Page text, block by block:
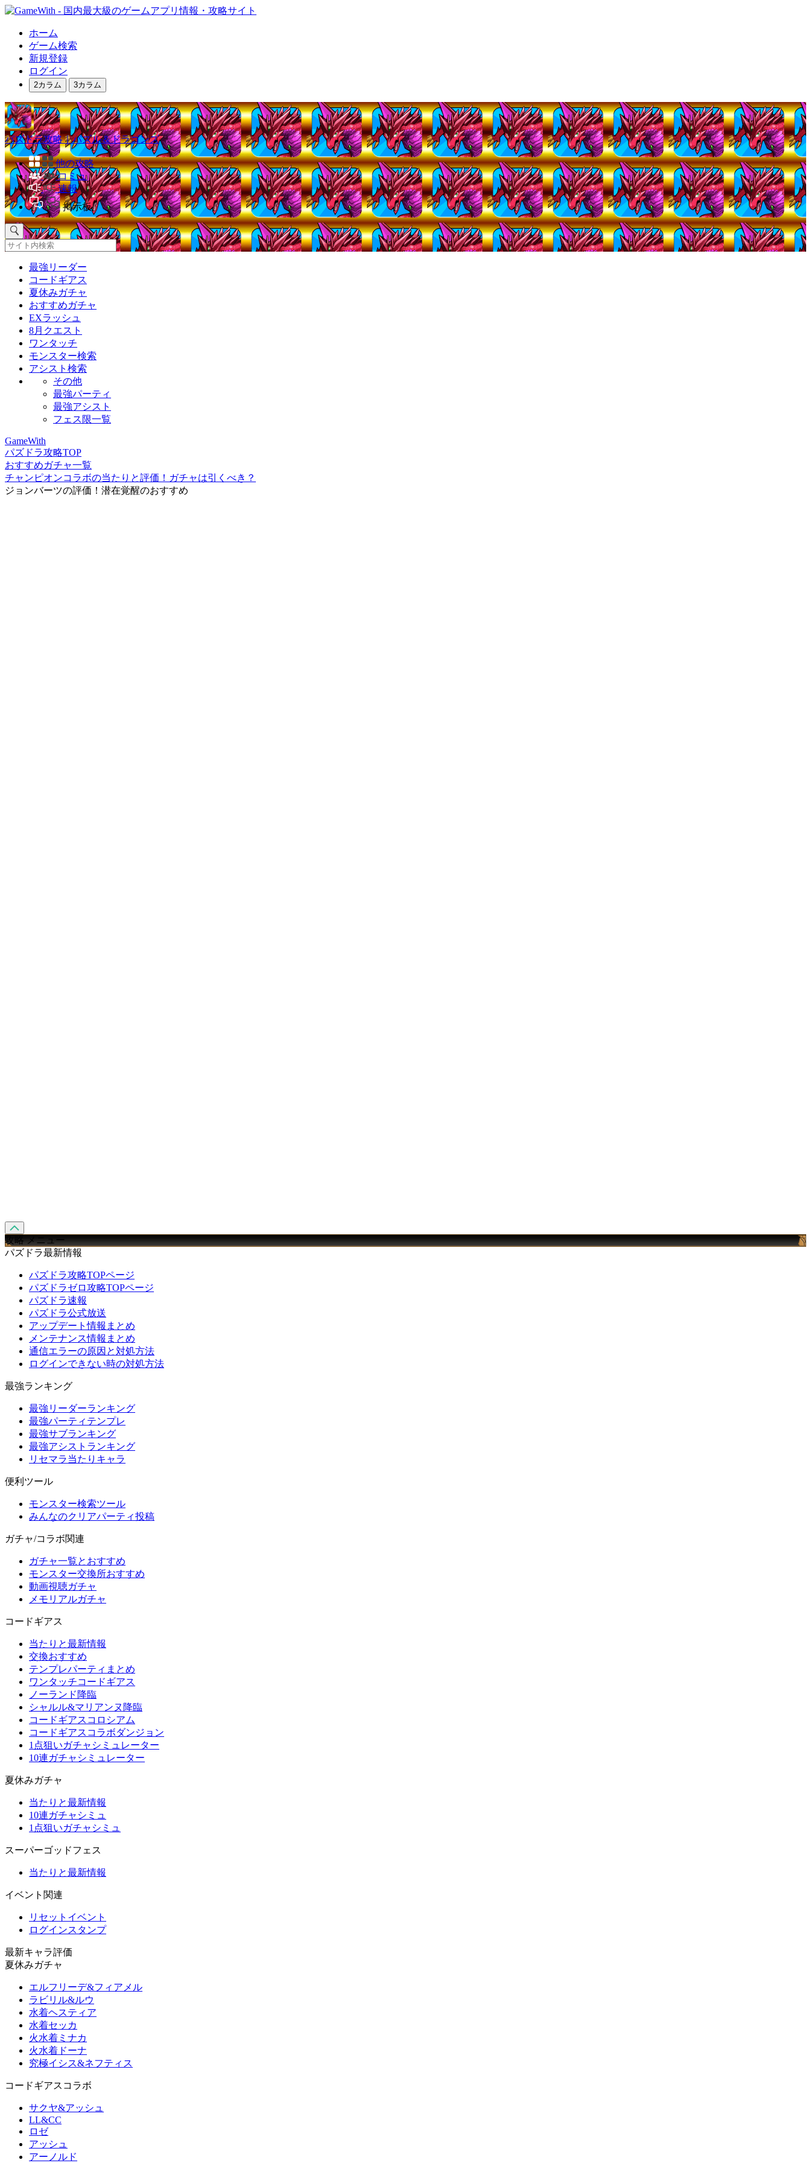
ホーム
ゲーム検索
新規登録
ログイン
2カラム 3カラム
パズドラ攻略｜パズル＆ドラゴンズ
他の攻略
コミュ
速報
掲示板
最強リーダー
コードギアス
夏休みガチャ
おすすめガチャ
EXラッシュ
8月クエスト
ワンタッチ
モンスター検索
アシスト検索
その他
最強パーティ
最強アシスト
フェス限一覧
GameWith
パズドラ攻略TOP
おすすめガチャ一覧
チャンピオンコラボの当たりと評価！ガチャは引くべき？
ジョンバーツの評価！潜在覚醒のおすすめ
攻略 メニュー
パズドラ最新情報
パズドラ攻略TOPページ
パズドラゼロ攻略TOPページ
パズドラ速報
パズドラ公式放送
アップデート情報まとめ
メンテナンス情報まとめ
通信エラーの原因と対処方法
ログインできない時の対処方法
最強ランキング
最強リーダーランキング
最強パーティテンプレ
最強サブランキング
最強アシストランキング
リセマラ当たりキャラ
便利ツール
モンスター検索ツール
みんなのクリアパーティ投稿
ガチャ/コラボ関連
ガチャ一覧とおすすめ
モンスター交換所おすすめ
動画視聴ガチャ
メモリアルガチャ
コードギアス
当たりと最新情報
交換おすすめ
テンプレパーティまとめ
ワンタッチコードギアス
ノーランド降臨
シャルル&マリアンヌ降臨
コードギアスコロシアム
コードギアスコラボダンジョン
1点狙いガチャシミュレーター
10連ガチャシミュレーター
夏休みガチャ
当たりと最新情報
10連ガチャシミュ
1点狙いガチャシミュ
スーパーゴッドフェス
当たりと最新情報
イベント関連
リセットイベント
ログインスタンプ
最新キャラ評価
夏休みガチャ
エルフリーデ&フィアメル
ラビリル&ルウ
水着ヘスティア
水着セッカ
火水着ミナカ
火水着ドーナ
究極イシス&ネフティス
コードギアスコラボ
サクヤ&アッシュ
LL&CC
ロゼ
アッシュ
アーノルド